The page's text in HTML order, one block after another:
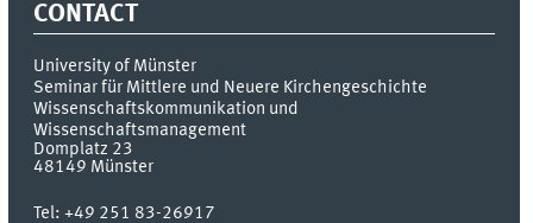
CONTACT
University of Münster
Seminar für Mittlere und Neuere Kirchengeschichte
Wissenschaftskommunikation und
Wissenschaftsmanagement
Domplatz 23
48149 Münster
Tel:+49 251 83-26917